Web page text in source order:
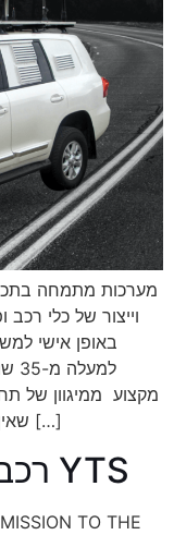
וייצור של כלי רכב
באופן אישי
מקצוע ממיגוון של
שאין כמוהו של ידע ויצירתיות בעולמות העשייה […]
רכבים למשימות מיוחדות YTS